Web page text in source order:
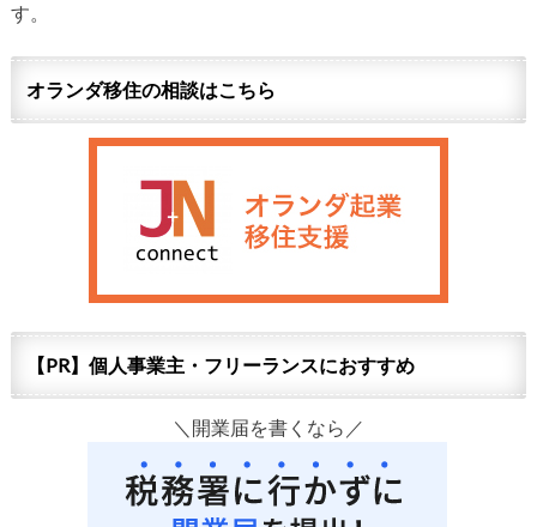
す。
オランダ移住の相談はこちら
【PR】個人事業主・フリーランスにおすすめ
＼開業届を書くなら／